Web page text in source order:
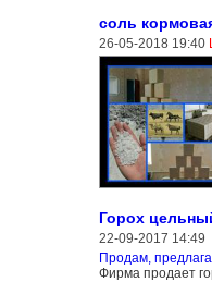
соль
26-05-2018 19:40
Горох
22-09-2017 14:49
Продам,
Фирма продает